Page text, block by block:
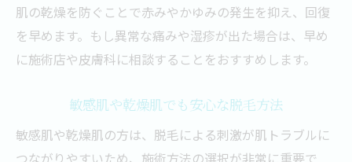
肌の乾燥を防ぐことで赤みやかゆみの発生を抑え、回復
を早めます。もし異常な痛みや湿疹が出た場合は、早め
に施術店や皮膚科に相談することをおすすめします。
敏感肌や乾燥肌でも安心な脱毛方法
敏感肌や乾燥肌の方は、脱毛による刺激が肌トラブルに
つながりやすいため、施術方法の選択が非常に重要で